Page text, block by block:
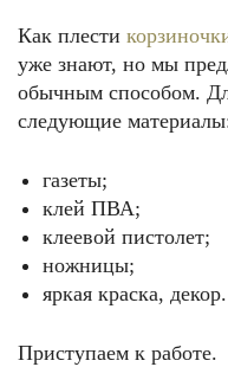
Как плести
уже знают, но мы
обычным способом.
следующие
газеты;
клей ПВА;
клеевой пистолет;
ножницы;
яркая краска, декор.
Приступаем к работе.